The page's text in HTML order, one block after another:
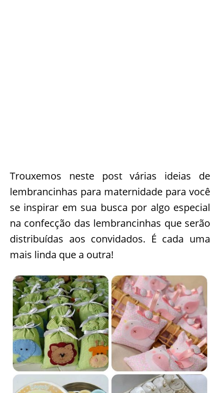
Trouxemos neste post várias ideias de
lembrancinhas para maternidade para você
se inspirar em sua busca por algo especial
na confecção das lembrancinhas que serão
distribuídas aos convidados. É cada uma
mais linda que a outra!